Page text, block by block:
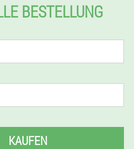
BESTELLUNG
KAUFEN